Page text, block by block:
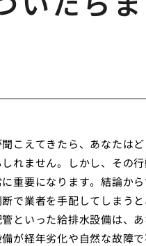
こえてきたら、あなたは
れません。しかし、その
重要になります。結論か
で業者を手配してしまう
といった給排水設備は、あ
が経年劣化や自然な故障で